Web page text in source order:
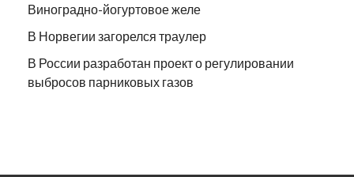
Виноградно-йогуртовое желе
В Норвегии загорелся траулер
В России разработан проект о регулировании
выбросов парниковых газов